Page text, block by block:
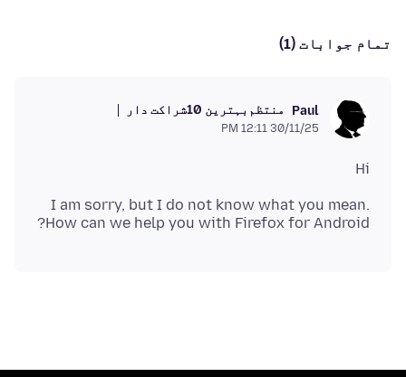
تمام جوابات (1)
Paul منتظم بہترین 10شراکت دار
30/11/25 12:11 PM
Hi
I am sorry, but I do not know what you mean.
How can we help you with Firefox for Android?